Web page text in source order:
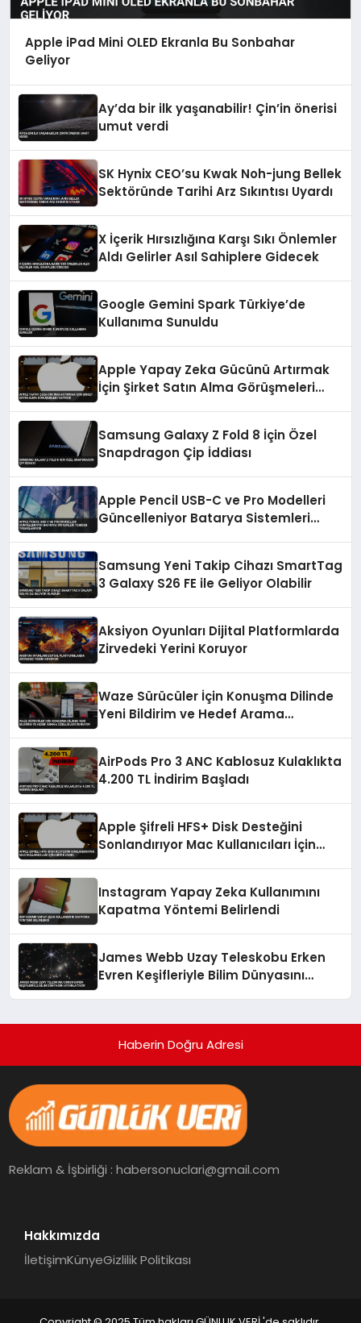
Apple iPad Mini OLED Ekranla Bu Sonbahar
Geliyor
Ay’da bir ilk yaşanabilir! Çin’in önerisi
umut verdi
SK Hynix CEO’su Kwak Noh-jung Bellek
Sektöründe Tarihi Arz Sıkıntısı Uyardı
X İçerik Hırsızlığına Karşı Sıkı Önlemler
Aldı Gelirler Asıl Sahiplere Gidecek
Google Gemini Spark Türkiye’de
Kullanıma Sunuldu
Apple Yapay Zeka Gücünü Artırmak
İçin Şirket Satın Alma Görüşmeleri
Samsung Galaxy Z Fold 8 İçin Özel
Snapdragon Çip İddiası
Apple Pencil USB-C ve Pro Modelleri
Güncelleniyor Batarya Sistemleri
Samsung Yeni Takip Cihazı SmartTag
3 Galaxy S26 FE ile Geliyor Olabilir
Aksiyon Oyunları Dijital Platformlarda
Zirvedeki Yerini Koruyor
Waze Sürücüler İçin Konuşma Dilinde
Yeni Bildirim ve Hedef Arama
AirPods Pro 3 ANC Kablosuz Kulaklıkta
4.200 TL İndirim Başladı
Apple Şifreli HFS+ Disk Desteğini
Sonlandırıyor Mac Kullanıcıları İçin
Instagram Yapay Zeka Kullanımını
Kapatma Yöntemi Belirlendi
James Webb Uzay Teleskobu Erken
Evren Keşifleriyle Bilim Dünyasını
Haberin Doğru Adresi
Reklam & İşbirliği : habersonuclari@gmail.com
Hakkımızda
İletişimKünyeGizlilik Politikası